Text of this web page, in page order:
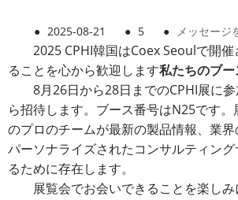
● 2025-08-21 ● 5 ● メッセージ
2025 CPHI韓国はCoex Seoulで開
ることを心から歓迎します私たちのブ
8月26日から28日までのCPHI展に
ら招待します。ブース番号はN25です
のプロのチームが最新の製品情報、業界
パーソナライズされたコンサルティン
るために存在します。
展覧会でお会いできることを楽しみ